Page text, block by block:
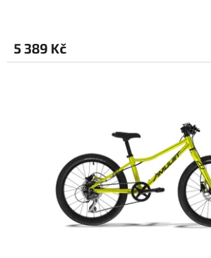
5 389 Kč